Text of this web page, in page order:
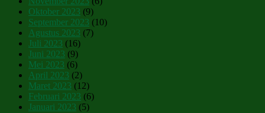
Oktober 2023 (9)
September 2023 (10)
Agustus 2023 (7)
Juli 2023 (16)
Juni 2023 (9)
Mei 2023 (6)
April 2023 (2)
Maret 2023 (12)
Februari 2023 (6)
Januari 2023 (5)